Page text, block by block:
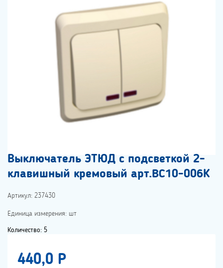
Выключатель ЭТЮД с подсветкой 2-
клавишный кремовый арт.BC10-006К
Артикул: 237430
Единица измерения: шт
Количество: 5
440,0 P